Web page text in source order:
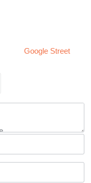
Google Street